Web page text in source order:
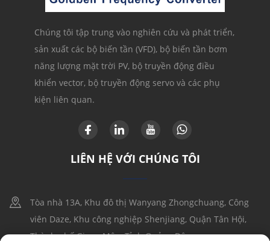
Chúng tôi tập trung vào nghiên cứu và phát triển,
sản xuất các bộ biến tần (VFD), bộ biến tần bơm
năng lượng mặt trời PV, bộ truyền động điều
khiển vector, bộ truyền động servo và các phụ
kiện liên quan.
LIÊN HỆ VỚI CHÚNG TÔI
Tòa nhà 13A, Khu đô thị Wanyang Zhongchuang, Công
viên Daze, Khu công nghiệp Shenjiang, Quận Tân Hội,
Thành phố Giang Môn, Tỉnh Quảng Đông